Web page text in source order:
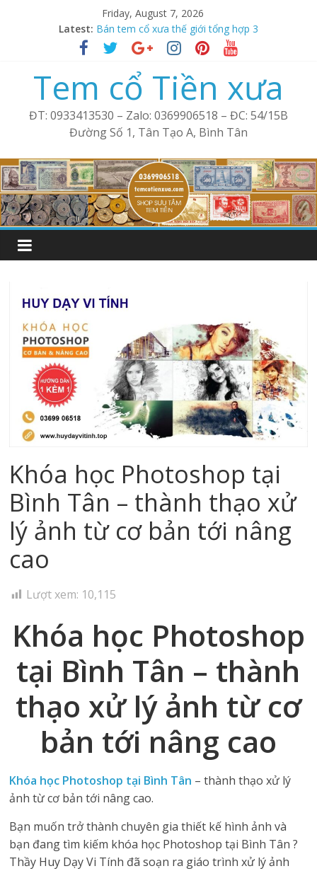
Friday, August 7, 2026
Latest:
Tem xưa thế giới tổng hợp 2
Bán tem cổ xưa thế giới tổng hợp 3
Bán tem xưa cổ thế giới tổng hợp 4
Tem cổ thế giới tổng hợp 1
Tem cổ Tiền xưa
ĐT: 0933413530 – Zalo: 0369906518 – ĐC: 54/15B
Đường Số 1, Tân Tạo A, Bình Tân
Khóa học Photoshop tại
Bình Tân – thành thạo xử
lý ảnh từ cơ bản tới nâng
cao
Lượt xem: 10,115
Khóa học Photoshop
tại Bình Tân – thành
thạo xử lý ảnh từ cơ
bản tới nâng cao
Khóa học Photoshop tại Bình Tân – thành thạo xử lý
ảnh từ cơ bản tới nâng cao.
Bạn muốn trở thành chuyên gia thiết kế hình ảnh và
bạn đang tìm kiếm khóa học Photoshop tại Bình Tân ?
Thầy Huy Dạy Vi Tính đã soạn ra giáo trình xử lý ảnh